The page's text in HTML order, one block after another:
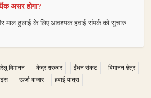
असर होगा?
और माल ढुलाई के लिए आवश्यक हवाई संपर्क को सुचारु
विमानन केंद्र सरकार ईंधन संकट
विमानन क्षेत्र
ऊर्जा बाजार हवाई यात्रा